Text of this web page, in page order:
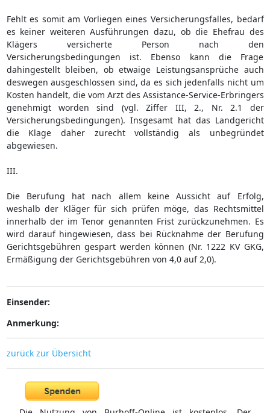
Fehlt es somit am Vorliegen eines Versicherungsfalles, bedarf
es keiner weiteren Ausführungen dazu, ob die Ehefrau des
Klägers versicherte Person nach den
Versicherungsbedingungen ist. Ebenso kann die Frage
dahingestellt bleiben, ob etwaige Leistungsansprüche auch
deswegen ausgeschlossen sind, da es sich jedenfalls nicht um
Kosten handelt, die vom Arzt des Assistance-Service-Erbringers
genehmigt worden sind (vgl. Ziffer III, 2., Nr. 2.1 der
Versicherungsbedingungen). Insgesamt hat das Landgericht
die Klage daher zurecht vollständig als unbegründet
abgewiesen.
III.
Die Berufung hat nach allem keine Aussicht auf Erfolg,
weshalb der Kläger für sich prüfen möge, das Rechtsmittel
innerhalb der im Tenor genannten Frist zurückzunehmen. Es
wird darauf hingewiesen, dass bei Rücknahme der Berufung
Gerichtsgebühren gespart werden können (Nr. 1222 KV GKG,
Ermäßigung der Gerichtsgebühren von 4,0 auf 2,0).
Einsender:
Anmerkung:
zurück zur Übersicht